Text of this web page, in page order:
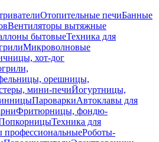
Отопительные печиБанные
Вентиляторы вытяжные
бытовыеТехника для
Микроволновые
хот-дог
орешницы,
мини-печиЙогуртницы,
ПароваркиАвтоклавы для
Фритюрницы, фондю-
Техника для
профессиональныеРоботы-